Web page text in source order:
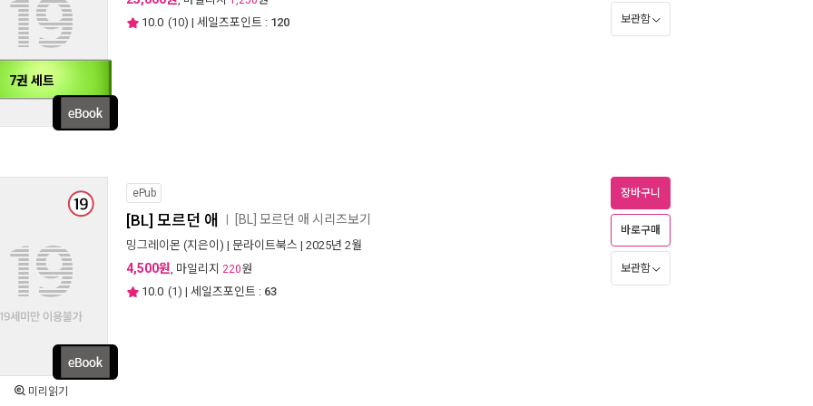
7권 세트
10.0 (10) | 세일즈포인트 : 120 보관함
미리읽기
ePub
[BL] 모르던 애 [BL] 모르던 애 시리즈보기
밍그레이몬 (지은이) | 문라이트북스 | 2025년 2월
4,500원, 마일리지 220원
10.0 (1) | 세일즈포인트 : 63
장바구니
바로구매
보관함